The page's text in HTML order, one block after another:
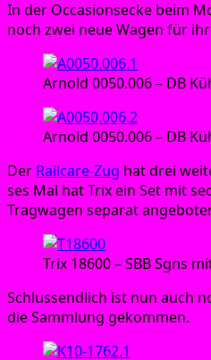
In der Occa­si­ons­e­cke beim
noch zwei neue Wagen für
Arnold 0050.006 – DB
Arnold 0050.006 – DB
Der Rail­ca­re-Zug hat drei
ses Mal hat Trix ein Set mit
Trag­wa­gen sepa­rat
Trix 18600 – SBB Sgns
Schluss­end­lich ist nun auch
die Samm­lung gekommen.